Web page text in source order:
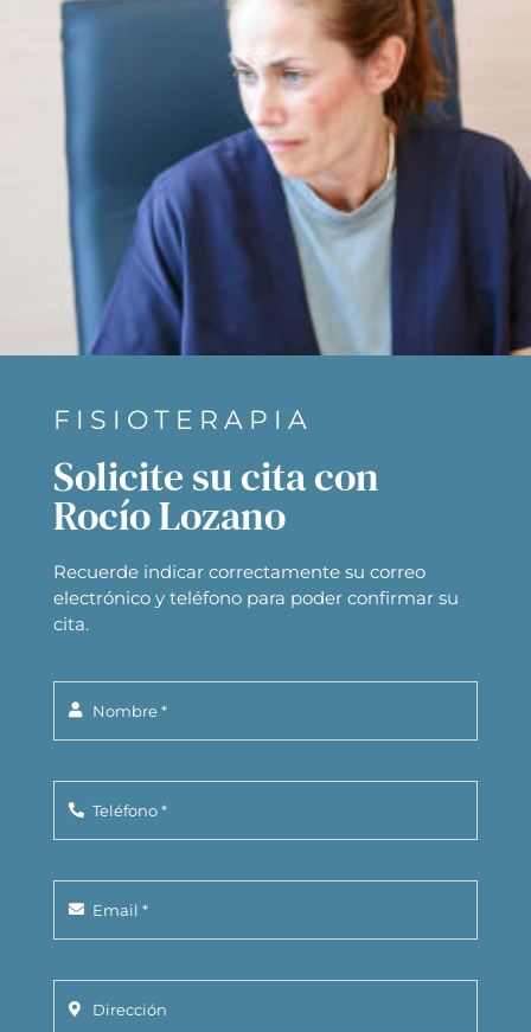
FISIOTERAPIA
Solicite su cita con
Rocío Lozano
Recuerde indicar correctamente su correo
electrónico y teléfono para poder confirmar su
cita.